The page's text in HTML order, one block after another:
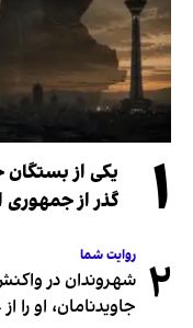
۱
یکی از بستگان
گذر از
۲ روایت شما
شهروندان در
جاویدنامان، او را